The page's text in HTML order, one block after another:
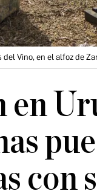
Vino, en el alfoz de
en
con